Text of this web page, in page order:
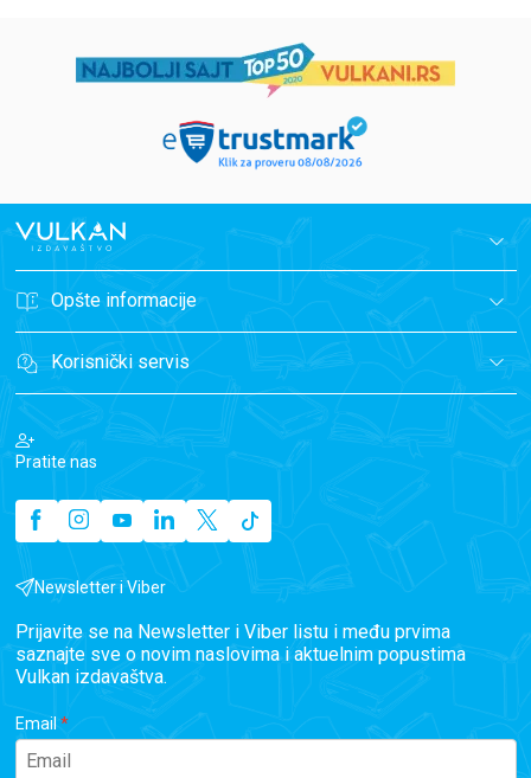
Opšte informacije
Korisnički servis
Pratite nas
Newsletter i Viber
Prijavite se na Newsletter i Viber listu i među prvima
saznajte sve o novim naslovima i aktuelnim popustima
Vulkan izdavaštva.
Email